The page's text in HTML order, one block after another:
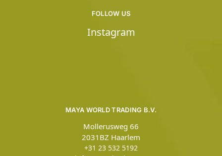
MAYA WORLD TRADING B.V.
Mollerusweg 66
2031BZ Haarlem
+31 23 532 5192
FOLLOW US
Instagram